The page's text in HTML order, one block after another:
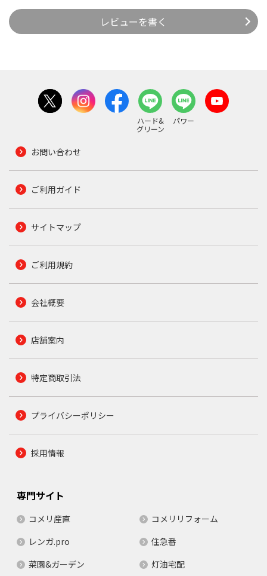
レビューを書く
ハード&
グリーン
パワー
お問い合わせ
ご利用ガイド
サイトマップ
ご利用規約
会社概要
店舗案内
特定商取引法
プライバシーポリシー
採用情報
専門サイト
コメリ産直
コメリリフォーム
レンガ.pro
住急番
菜園&ガーデン
灯油宅配